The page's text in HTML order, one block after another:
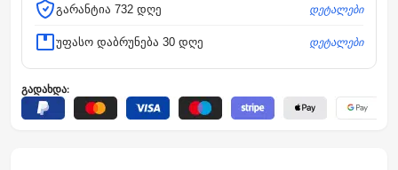
გარანტია 732 დღე დეტალები
უფასო დაბრუნება 30 დღე დეტალები
გადახდა: